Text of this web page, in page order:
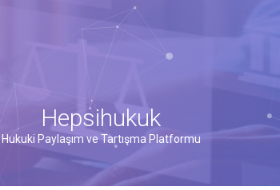
Hepsihukuk
Hukuki Paylaşım ve Tartışma Platformu